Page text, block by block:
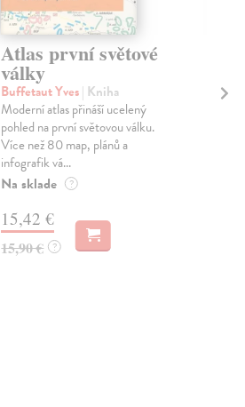
Atlas první světové
války
Buffetaut Yves| Kniha
Moderní atlas přináší ucelený
pohled na první světovou válku.
Více než 80 map, plánů a
infografik vá...
Na sklade ?
15,42 €
15,90 € ?